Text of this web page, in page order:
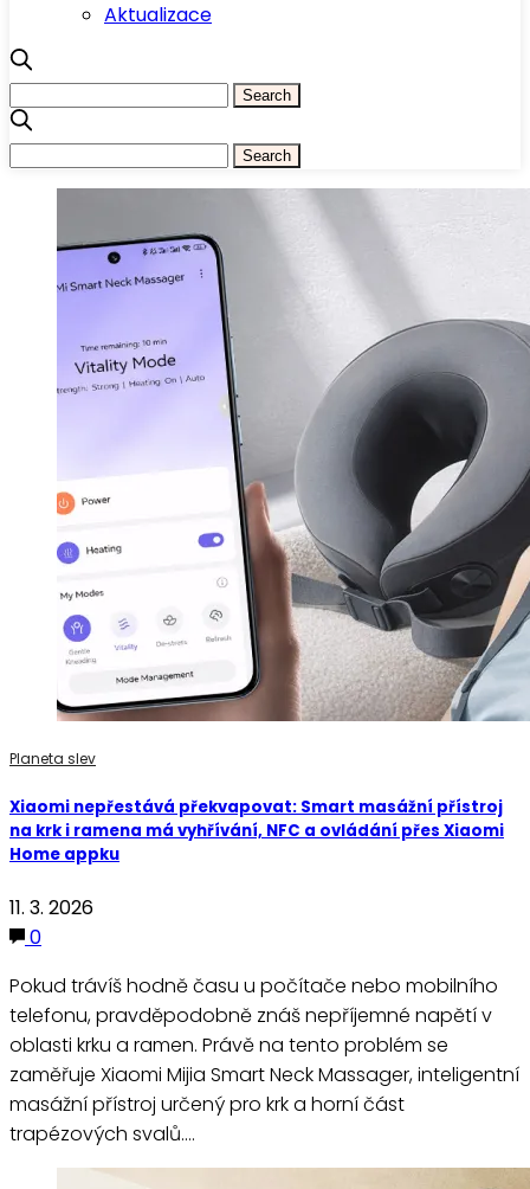
Aktualizace
Planeta slev
Xiaomi nepřestává překvapovat: Smart masážní přístroj
na krk i ramena má vyhřívání, NFC a ovládání přes Xiaomi
Home appku
11. 3. 2026
0
Pokud trávíš hodně času u počítače nebo mobilního
telefonu, pravděpodobně znáš nepříjemné napětí v
oblasti krku a ramen. Právě na tento problém se
zaměřuje Xiaomi Mijia Smart Neck Massager, inteligentní
masážní přístroj určený pro krk a horní část
trapézových svalů.…